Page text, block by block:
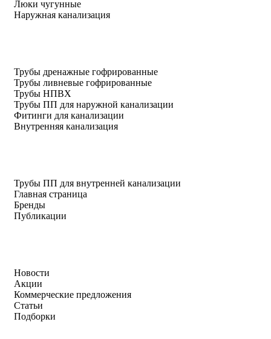
Люки чугунные
Наружная канализация
Трубы дренажные гофрированные
Трубы ливневые гофрированные
Трубы НПВХ
Трубы ПП для наружной канализации
Фитинги для канализации
Внутренняя канализация
Трубы ПП для внутренней канализации
Главная страница
Бренды
Публикации
Новости
Акции
Коммерческие предложения
Статьи
Подборки